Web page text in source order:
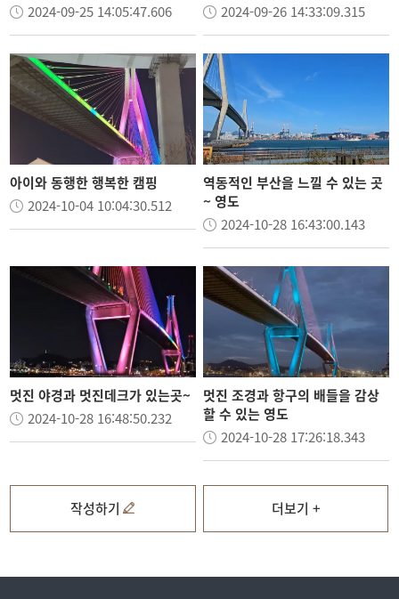
작성하기 더보기 +
2024-09-25 14:05:47.606
2024-09-26 14:33:09.315
아이와 동행한 행복한 캠핑
2024-10-04 10:04:30.512
역동적인 부산을 느낄 수 있는 곳
~ 영도
2024-10-28 16:43:00.143
멋진 야경과 멋진데크가 있는곳~
2024-10-28 16:48:50.232
멋진 조경과 항구의 배들을 감상
할 수 있는 영도
2024-10-28 17:26:18.343